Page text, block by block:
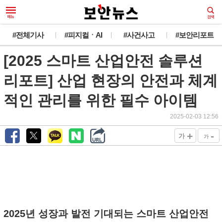
#전체기사 #피지컬ㆍAI #사건사고 #보안리포트
[2025 스마트 산업안전 솔루션
리포트] 산업 현장의 안전과 체계
적인 관리를 위한 필수 아이템
2025-02-03 12:56
가 + 가 -
2025년 성장과 발전 기대되는 스마트 산업안전